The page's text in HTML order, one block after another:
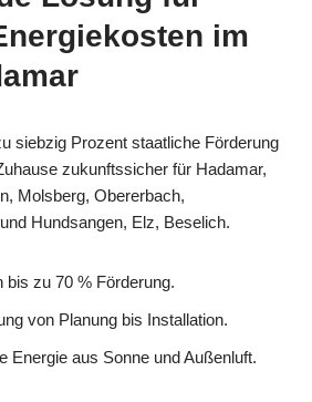
im
siebzig Prozent staatliche Förderung
zukunftssicher für Hadamar,
Molsberg, Obererbach,
Hundsangen, Elz, Beselich.
bis zu 70 % Förderung.
von Planung bis Installation.
Energie aus Sonne und Außenluft.